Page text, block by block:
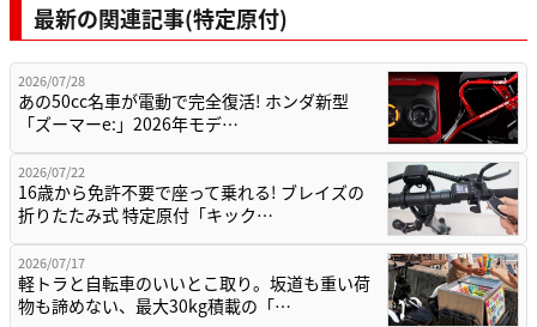
最新の関連記事(特定原付)
2026/07/28
あの50cc名車が電動で完全復活! ホンダ新型
「ズーマーe:」2026年モデ…
2026/07/22
16歳から免許不要で座って乗れる! ブレイズの
折りたたみ式 特定原付「キック…
2026/07/17
軽トラと自転車のいいとこ取り。坂道も重い荷
物も諦めない、最大30kg積載の「…